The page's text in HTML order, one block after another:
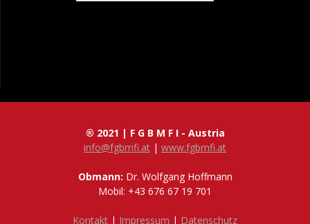
® 2021 | F G B M F I - Austria
info@fgbmfi.at | www.fgbmfi.at
Obmann: Dr. Wolfgang Hoffmann
Mobil: +43 676 67 19 701
Kontakt | Impressum | Datenschutz